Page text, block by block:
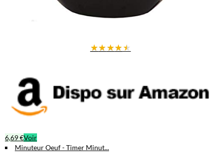
★★★★★
6,69 €Voir
Minuteur Oeuf - Timer Minut...